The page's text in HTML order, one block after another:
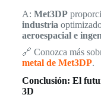
A: Met3DP
industria
aeroespacial e
🔗 Conozca más
metal de Met3DP.
Conclusión: El
3D